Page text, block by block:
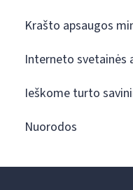
Krašto apsaugos
Interneto svetainės
Ieškome turto
Nuorodos